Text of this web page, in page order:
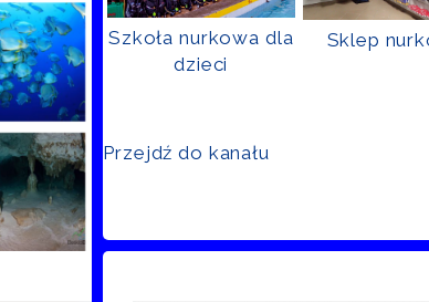
Szkoła nurkowa dla
dzieci
Sklep
Przejdź do kanału